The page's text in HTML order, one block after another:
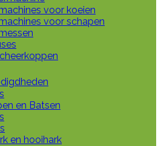
voor koeien
voor schapen
en Batsen
en hooihark